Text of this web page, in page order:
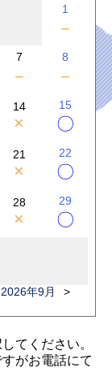
1
－
7
－
8
－
14
×
15
〇
21
×
22
〇
28
×
29
〇
2026年9月
てください。
がお電話にて